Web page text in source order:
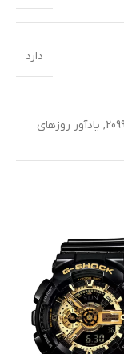
دارد
, یادآور روزهای